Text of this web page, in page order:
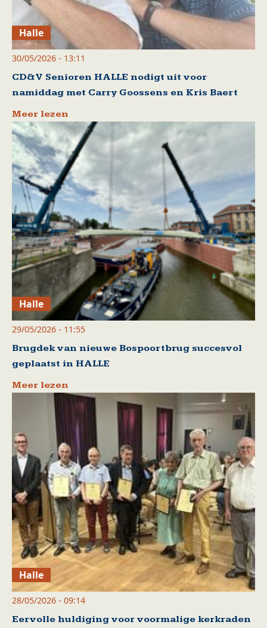
Halle
30/05/2026 - 13:11
CD&V Senioren HALLE nodigt uit voor
namiddag met Carry Goossens en Kris Baert
Meer lezen
Halle
29/05/2026 - 11:55
Brugdek van nieuwe Bospoortbrug succesvol
geplaatst in HALLE
Meer lezen
Halle
28/05/2026 - 09:14
Eervolle huldiging voor voormalige kerkraden